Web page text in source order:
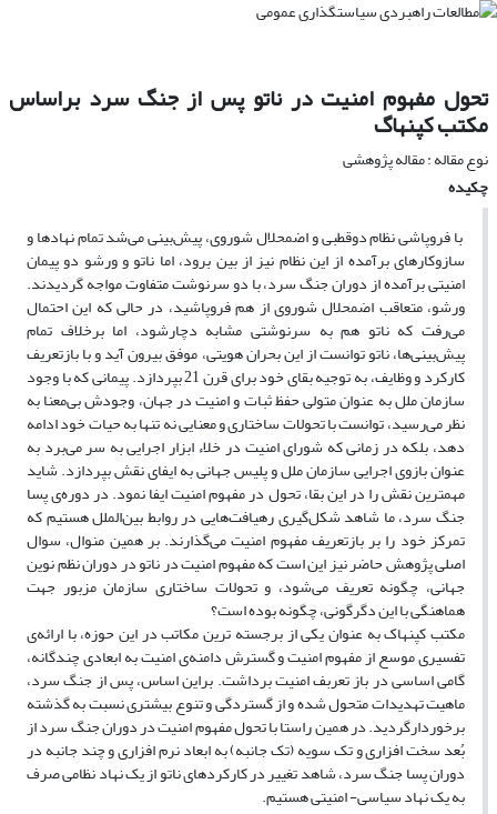
تحول مفهوم امنیت در ناتو پس از جنگ سرد براساس
مکتب کپنهاگ
نوع مقاله : مقاله پژوهشی
چکیده
با فروپاشی نظام دوقطبی و اضمحلال شوروی، پیش‌بینی می‌‌‌‌شد تمام نهادها و
سازوکارهای برآمده از این نظام نیز از بین برود، اما ناتو و ورشو دو پیمان
امنیتی برآمده از دوران جنگ سرد، با دو سرنوشت متفاوت مواجه گردیدند.
ورشو، متعاقب اضمحلال شوروی از هم فروپاشید، در حالی که این احتمال
می‌رفت که ناتو هم به سرنوشتی مشابه دچارشود، اما برخلاف تمام
پیش‌بینی‌ها، ناتو توانست از این بحران هویتی، موفق بیرون آید و با بازتعریف
کارکرد و وظایف، به توجیه بقای خود برای قرن 21 بپردازد. پیمانی که با وجود
سازمان ملل به عنوان متولی حفظ ثبات و امنیت در جهان، وجودش بی‌معنا به
نظر می‌رسید، توانست با تحولات ساختاری و معنایی نه تنها به حیات خود ادامه
دهد، بلکه در زمانی که شورای امنیت در خلاء ابزار اجرایی به سر می‌برد به
عنوان بازوی اجرایی سازمان ملل و پلیس جهانی به ایفای نقش بپردازد. شاید
مهمترین نقش را در این بقا، تحول در مفهوم امنیت ایفا نمود. در دوره‌ی پسا
جنگ سرد، ما شاهد شکل‌گیری رهیافت‌هایی در روابط بین‌الملل هستیم که
تمرکز خود را بر بازتعریف مفهوم امنیت می‌گذارند. بر همین منوال، سوال
اصلی پژوهش حاضر نیز این است که مفهوم امنیت در ناتو در دوران نظم نوین
جهانی، چگونه تعریف می‌شود، و تحولات ساختاری سازمان مزبور جهت
هماهنگی با این دگرگونی، چگونه بوده است؟
مکتب کپنهاک به عنوان یکی از برجسته ترین مکاتب در این حوزه، با ارائه‌ی
تفسیر‌ی موسع از مفهوم امنیت و گسترش دامنه‌ی امنیت به ابعادی چندگانه،
گامی اساسی در باز تعربف امنیت برداشت. براین اساس، پس از جنگ سرد،
ماهیت تهدیدات متحول شده و از گستردگی و تنوع بیشتری نسبت به گذشته
برخوردارگردید. در همین راستا با تحول مفهوم امنیت در دوران جنگ سرد از
بُعد سخت افزاری و تک سویه (تک جانبه) به ابعاد نرم افزاری و چند‌ جانبه در
دوران پسا جنگ سرد، شاهد تغییر در کارکردهای ناتو از یک نهاد نظامی صرف
به یک نهاد سیاسی- امنیتی هستیم.